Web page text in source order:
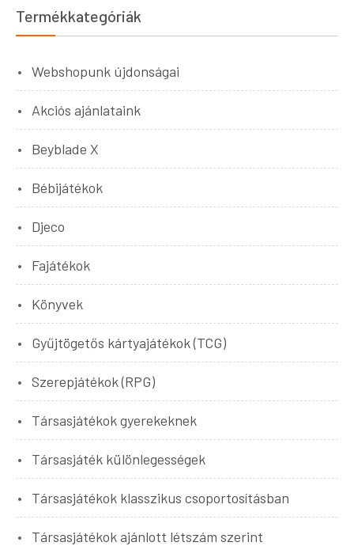
Termékkategóriák
Webshopunk újdonságai
Akciós ajánlataink
Beyblade X
Bébijátékok
Djeco
Fajátékok
Könyvek
Gyűjtögetős kártyajátékok (TCG)
Szerepjátékok (RPG)
Társasjátékok gyerekeknek
Társasjáték különlegességek
Társasjátékok klasszikus csoportosításban
Társasjátékok ajánlott létszám szerint